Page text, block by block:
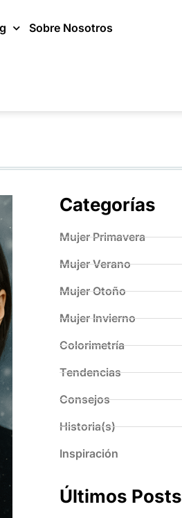
Sobre Nosotros
Categorías
Mujer Primavera
Mujer Verano
Mujer Otoño
Mujer Invierno
Colorimetría
Tendencias
Consejos
Historia(s)
Inspiración
Últimos Posts